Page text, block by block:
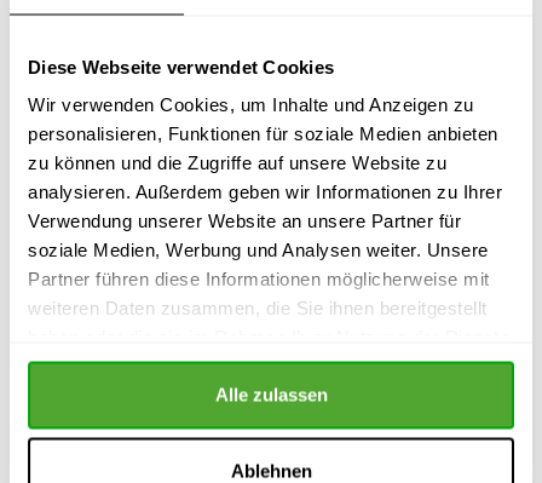
Diese Webseite verwendet Cookies
Wir verwenden Cookies, um Inhalte und Anzeigen zu
personalisieren, Funktionen für soziale Medien anbieten
zu können und die Zugriffe auf unsere Website zu
analysieren. Außerdem geben wir Informationen zu Ihrer
Verwendung unserer Website an unsere Partner für
soziale Medien, Werbung und Analysen weiter. Unsere
Partner führen diese Informationen möglicherweise mit
weiteren Daten zusammen, die Sie ihnen bereitgestellt
gesammelt haben.
Alle zulassen
Ablehnen
Aspekte erläutert. Zu vielen Vorlagen finden sich
Umsetzung einer Vorlage in der Praxis aussehen
könnte.
Sämtliche Vorlagen stehenals Word- und PDF-
Dokumente zum Download bereit.
Jetzt bei Amazon.de kaufen
Oder versandkostenfrei direkt bei uns bestellen:
Direkt bei uns bestellen (keine Versandkosten)